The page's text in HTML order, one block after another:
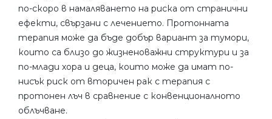
по-скоро в намаляването на риска от странични
ефекти, свързани с лечението. Протонната
терапия може да бъде добър вариант за тумори,
които са близо до жизненоважни структури и за
по-млади хора и деца, които може да имат по-
нисък риск от вторичен рак с терапия с
протонен лъч в сравнение с конвенционалното
облъчване.